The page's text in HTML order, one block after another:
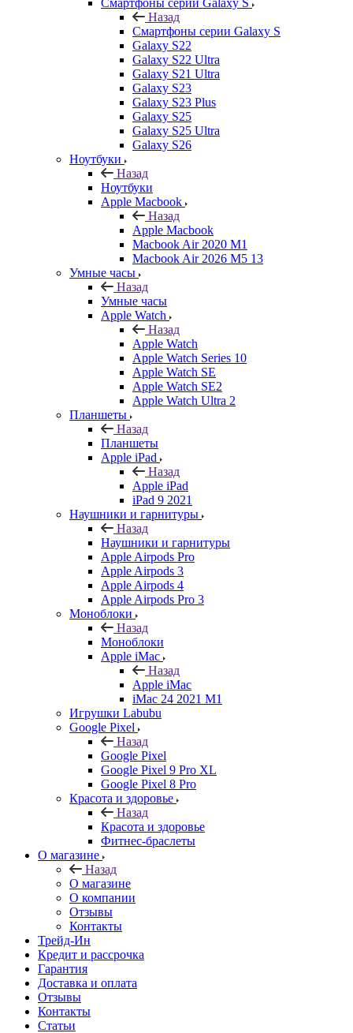
Смартфоны серии Galaxy S
Назад
Смартфоны серии Galaxy S
Galaxy S22
Galaxy S22 Ultra
Galaxy S21 Ultra
Galaxy S23
Galaxy S23 Plus
Galaxy S25
Galaxy S25 Ultra
Galaxy S26
Ноутбуки
Назад
Ноутбуки
Apple Macbook
Назад
Apple Macbook
Macbook Air 2020 M1
Macbook Air 2026 M5 13
Умные часы
Назад
Умные часы
Apple Watch
Назад
Apple Watch
Apple Watch Series 10
Apple Watch SE
Apple Watch SE2
Apple Watch Ultra 2
Планшеты
Назад
Планшеты
Apple iPad
Назад
Apple iPad
iPad 9 2021
Наушники и гарнитуры
Назад
Наушники и гарнитуры
Apple Airpods Pro
Apple Airpods 3
Apple Airpods 4
Apple Airpods Pro 3
Моноблоки
Назад
Моноблоки
Apple iMac
Назад
Apple iMac
iMac 24 2021 M1
Игрушки Labubu
Google Pixel
Назад
Google Pixel
Google Pixel 9 Pro XL
Google Pixel 8 Pro
Красота и здоровье
Назад
Красота и здоровье
Фитнес-браслеты
О магазине
Назад
О магазине
О компании
Отзывы
Контакты
Трейд-Ин
Кредит и рассрочка
Гарантия
Доставка и оплата
Отзывы
Контакты
Статьи